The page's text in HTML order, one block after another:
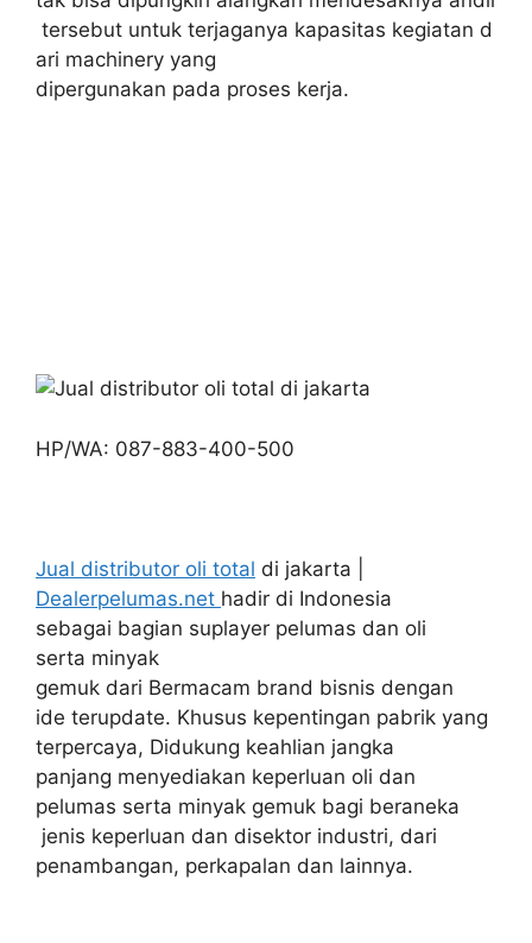
tersebut untuk terjaganya kapasitas kegiatan d
ari machinery yang
dipergunakan pada proses kerja.
HP/WA: 087-883-400-500
Jual distributor oli total di jakarta |
Dealerpelumas.net hadir di Indonesia
sebagai bagian suplayer pelumas dan oli
serta minyak
gemuk dari Bermacam brand bisnis dengan
ide terupdate. Khusus kepentingan pabrik yang
terpercaya, Didukung keahlian jangka
panjang menyediakan keperluan oli dan
pelumas serta minyak gemuk bagi beraneka
jenis keperluan dan disektor industri, dari
penambangan, perkapalan dan lainnya.